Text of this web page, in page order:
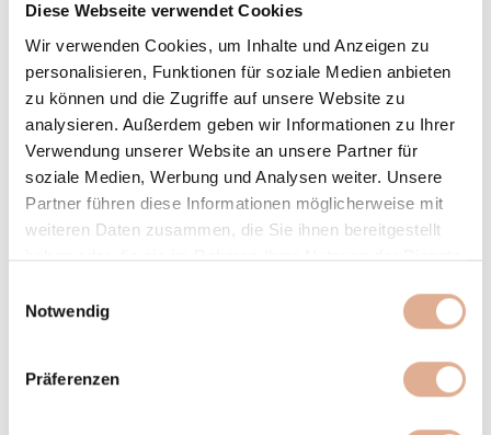
Diese Webseite verwendet Cookies
Wir verwenden Cookies, um Inhalte und Anzeigen zu
personalisieren, Funktionen für soziale Medien anbieten
zu können und die Zugriffe auf unsere Website zu
analysieren. Außerdem geben wir Informationen zu Ihrer
Verwendung unserer Website an unsere Partner für
soziale Medien, Werbung und Analysen weiter. Unsere
Partner führen diese Informationen möglicherweise mit
weiteren Daten zusammen, die Sie ihnen bereitgestellt
haben oder die sie im Rahmen Ihrer Nutzung der Dienste
Notwendig
Präferenzen
What may we consider for your vacation
offer?
My dog comes with
I let myself be surprised